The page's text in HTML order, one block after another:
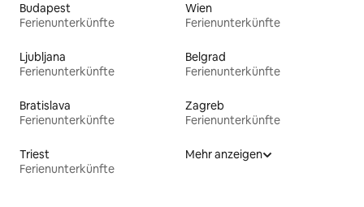
Budapest
Ferienunterkünfte
Wien
Ferienunterkünfte
Ljubljana
Ferienunterkünfte
Belgrad
Ferienunterkünfte
Bratislava
Ferienunterkünfte
Zagreb
Ferienunterkünfte
Triest
Ferienunterkünfte
Mehr anzeigen